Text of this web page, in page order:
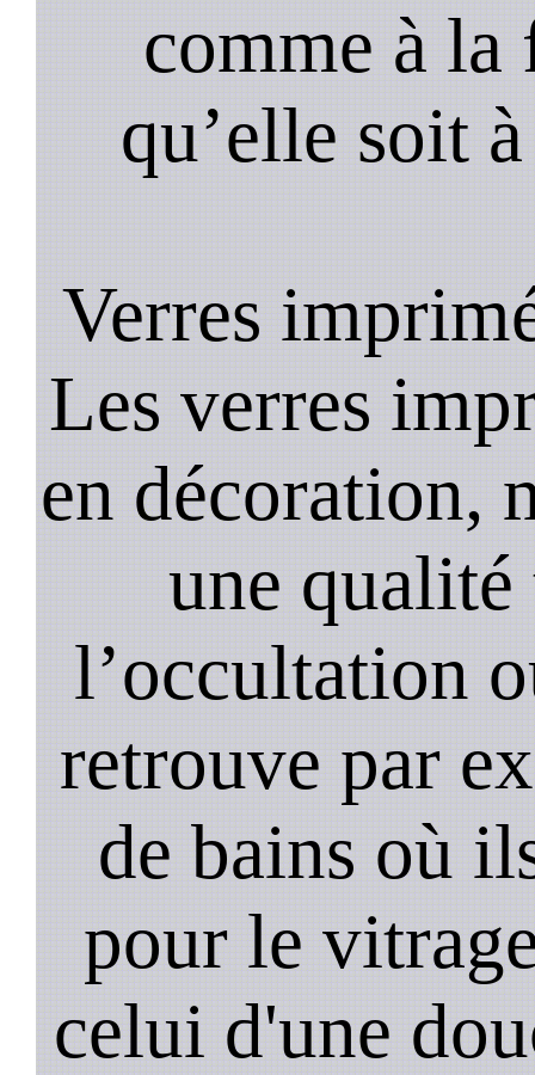
comme à
qu’elle soit
Verres
Les verres
en décoration,
une
l’occultation
retrouve par
de bains où
pour le
celui d'une